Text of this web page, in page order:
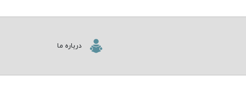
درباره ما